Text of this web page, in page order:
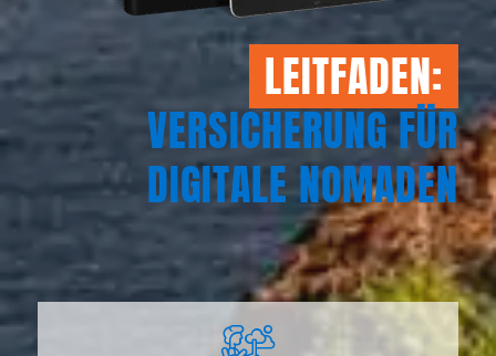
LEITFADEN:
VERSICHERUNG FÜR
DIGITALE NOMADEN